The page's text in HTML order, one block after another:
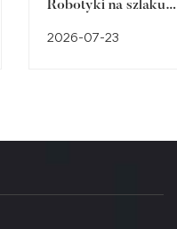
Robotyki na szlaku
2026-07-23